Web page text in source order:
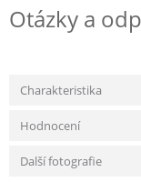
Otázky a
Charakteristika
Hodnocení
Další fotografie